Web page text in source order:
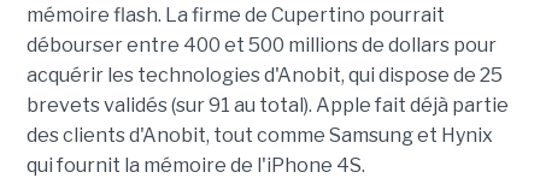
mémoire flash. La firme de Cupertino pourrait
débourser entre 400 et 500 millions de dollars pour
acquérir les technologies d'Anobit, qui dispose de 25
brevets validés (sur 91 au total). Apple fait déjà partie
des clients d'Anobit, tout comme Samsung et Hynix
qui fournit la mémoire de l'iPhone 4S.